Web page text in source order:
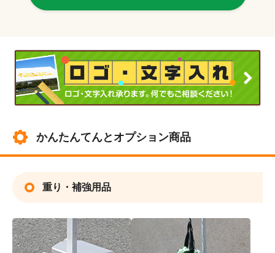
かんたんてんとオプション商品
重り・補強用品